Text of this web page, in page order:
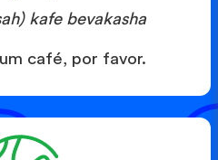
kafe bevakasha
café, por favor.